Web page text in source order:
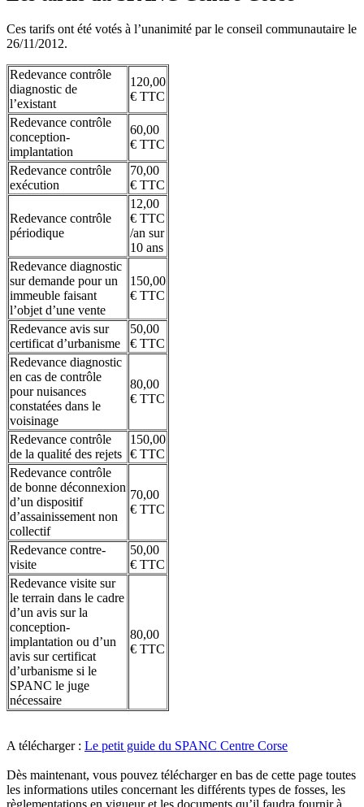
Ces tarifs ont été votés à l’unanimité par le conseil communautaire le
26/11/2012.
Redevance contrôle
diagnostic de
l’existant
120,00
€ TTC
Redevance contrôle
conception-
implantation
60,00
€ TTC
Redevance contrôle
exécution
70,00
€ TTC
Redevance contrôle
périodique
12,00
€ TTC
/an sur
10 ans
Redevance diagnostic
sur demande pour un
immeuble faisant
l’objet d’une vente
150,00
€ TTC
Redevance avis sur
certificat d’urbanisme
50,00
€ TTC
Redevance diagnostic
en cas de contrôle
pour nuisances
constatées dans le
voisinage
80,00
€ TTC
Redevance contrôle
de la qualité des rejets
150,00
€ TTC
Redevance contrôle
de bonne déconnexion
d’un dispositif
d’assainissement non
collectif
70,00
€ TTC
Redevance contre-
visite
50,00
€ TTC
Redevance visite sur
le terrain dans le cadre
d’un avis sur la
conception-
implantation ou d’un
avis sur certificat
d’urbanisme si le
SPANC le juge
nécessaire
80,00
€ TTC
A télécharger : Le petit guide du SPANC Centre Corse
Dès maintenant, vous pouvez télécharger en bas de cette page toutes
les informations utiles concernant les différents types de fosses, les
règlementations en vigueur et les documents qu’il faudra fournir à